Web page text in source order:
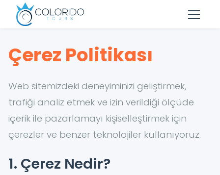
Skip to main content
Çerez Politikası
Web sitemizdeki deneyiminizi geliştirmek,
trafiği analiz etmek ve izin verildiği ölçüde
içerik ile pazarlamayı kişiselleştirmek için
çerezler ve benzer teknolojiler kullanıyoruz.
1. Çerez Nedir?